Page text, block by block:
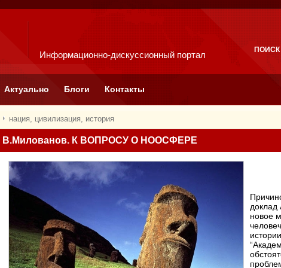
Информационно-дискуссионный портал ПОИСК
Актуально Блоги Контакты
нация, цивилизация, история
В.Милованов. К ВОПРОСУ О НООСФЕРЕ
доклад
новое